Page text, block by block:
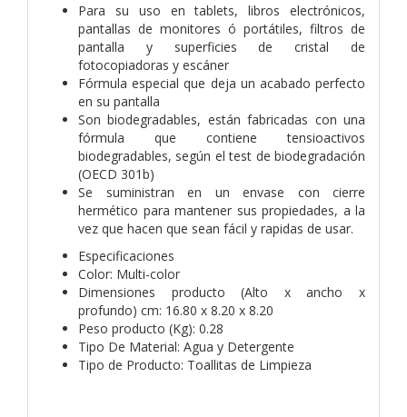
Para su uso en tablets, libros electrónicos,
pantallas de monitores ó portátiles, filtros de
pantalla y superficies de cristal de
fotocopiadoras y escáner
Fórmula especial que deja un acabado perfecto
en su pantalla
Son biodegradables, están fabricadas con una
fórmula que contiene tensioactivos
biodegradables, según el test de biodegradación
(OECD 301b)
Se suministran en un envase con cierre
hermético para mantener sus propiedades, a la
vez que hacen que sean fácil y rapidas de usar.
Especificaciones
Color: Multi-color
Dimensiones producto (Alto x ancho x
profundo) cm: 16.80 x 8.20 x 8.20
Peso producto (Kg): 0.28
Tipo De Material: Agua y Detergente
Tipo de Producto: Toallitas de Limpieza